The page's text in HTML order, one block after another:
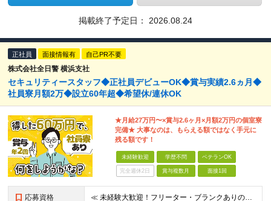
掲載終了予定日： 2026.08.24
正社員 面接情報有 自己PR不要
株式会社全日警 横浜支社
セキュリティースタッフ◆正社員デビューOK◆賞与実績2.6ヵ月◆
社員寮月額2万◆設立60年超◆希望休/連休OK
★月給27万円〜×賞与2.6ヶ月×月額2万円の個室寮
完備★ 大事なのは、もらえる額ではなく手元に
残る額です！
未経験歓迎 学歴不問 ベテランOK
完全週休2日 賞与複数月 面接1回
応募資格 ≪ 未経験大歓迎！フリーター・ブランクありの方もOK ≫ ■18歳以上（警備業法に基づくため） ■学歴不問 --------------- ＼65歳以下の方は【応募者全員面接】！／ 横浜・川崎エリアで